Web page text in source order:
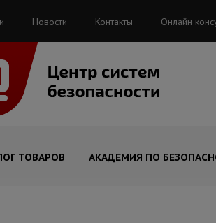
Новости Контакты Онлайн
ТОВАРОВ АКАДЕМИЯ ПО